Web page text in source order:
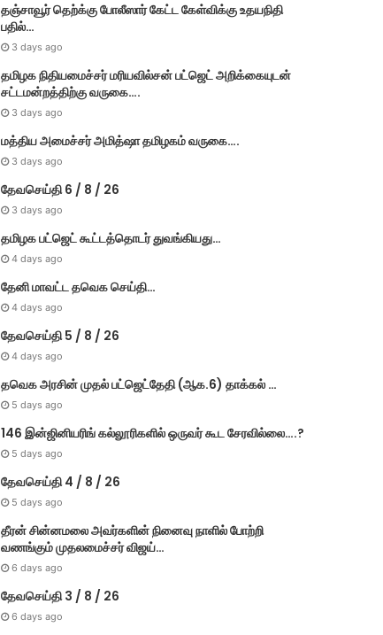
தஞ்சாவூர் தெற்க்கு போலீஸார் கேட்ட கேள்விக்கு உதயநிதி
பதில்…
3 days ago
தமி​ழ​க நிதியமைச்சர் மரியவில்சன் பட்ஜெட் அறிக்கையுடன்
சட்டமன்றத்திற்கு வருகை….
3 days ago
மத்திய அமைச்சர் அமித்ஷா தமிழகம் வருகை….
3 days ago
தேவசெய்தி 6 / 8 / 26
3 days ago
தமிழக பட்ஜெட் கூட்டத்தொடர் துவங்கியது…
4 days ago
தேனி மாவட்ட தவெக செய்தி…
4 days ago
தேவசெய்தி 5 / 8 / 26
4 days ago
தவெக அரசின் முதல் பட்​ஜெட்தேதி (ஆக.6) தாக்​கல் …
5 days ago
146 இன்ஜினியரிங் கல்லூரிகளில் ஒருவர் கூட சேரவில்லை….?
5 days ago
தேவசெய்தி 4 / 8 / 26
5 days ago
தீரன் சின்னமலை அவர்களின் நினைவு நாளில் போற்றி
வணங்கும் முதலமைச்சர் விஜய்…
6 days ago
தேவசெய்தி 3 / 8 / 26
6 days ago